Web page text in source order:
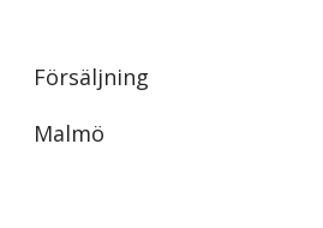
Försäljning
Malmö